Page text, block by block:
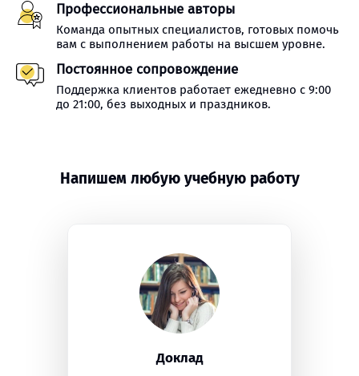
Профессиональные авторы
Команда опытных специалистов, готовых помочь
вам с выполнением работы на высшем уровне.
Постоянное сопровождение
Поддержка клиентов работает ежедневно с 9:00
до 21:00, без выходных и праздников.
Напишем любую учебную работу
Доклад